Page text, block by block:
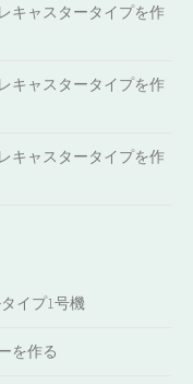
キャスタータイプを作
キャスタータイプを作
キャスタータイプを作
イプ1号機
を作る